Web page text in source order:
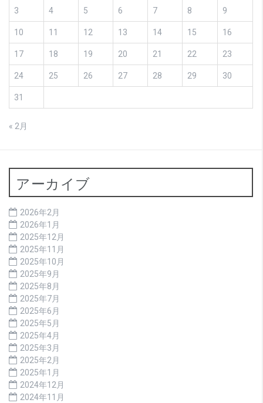
3 4 5 6 7 8 9
10 11 12 13 14 15 16
17 18 19 20 21 22 23
24 25 26 27 28 29 30
31
« 2月
アーカイブ
2026年2月
2026年1月
2025年12月
2025年11月
2025年10月
2025年9月
2025年8月
2025年7月
2025年6月
2025年5月
2025年4月
2025年3月
2025年2月
2025年1月
2024年12月
2024年11月